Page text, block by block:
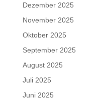
Dezember 2025
November 2025
Oktober 2025
September 2025
August 2025
Juli 2025
Juni 2025